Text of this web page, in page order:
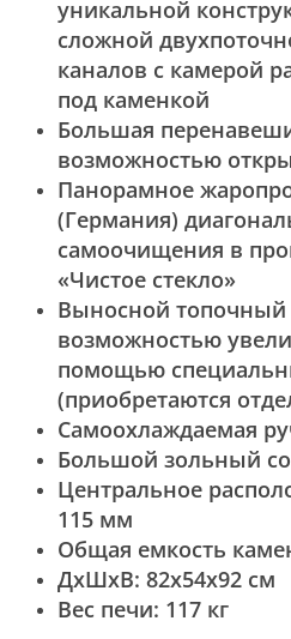
уникальной
сложной
каналов с камерой
под каменкой
Большая
возможностью
Панорамное
(Германия)
самоочищения в
«Чистое стекло»
Выносной
возможностью
помощью
(приобретаются
Самоохлаждаемая
Большой зольный
Центральное
115 мм
Общая емкость
ДхШхВ: 82х54х92 см
Вес печи: 117 кг